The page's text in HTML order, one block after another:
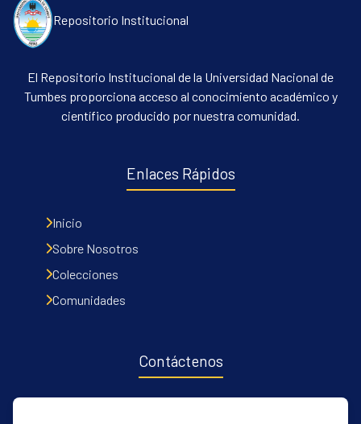
Repositorio Institucional
El Repositorio Institucional de la Universidad Nacional de
Tumbes proporciona acceso al conocimiento académico y
científico producido por nuestra comunidad.
Enlaces Rápidos
Inicio
Sobre Nosotros
Colecciones
Comunidades
Contáctenos